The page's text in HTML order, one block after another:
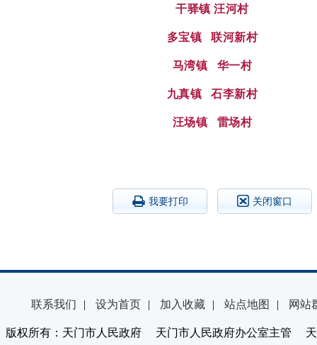
干驿镇 汪河村
多宝镇 联河新村
马湾镇 华一村
九真镇 石李新村
汪场镇 雷场村
我要打印 关闭窗口
联系我们 | 设为首页 | 加入收藏 | 站点地图 | 网站
版权所有：天门市人民政府 天门市人民政府办公室主管 天